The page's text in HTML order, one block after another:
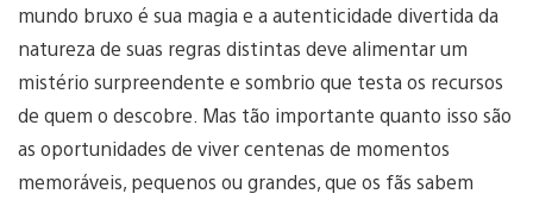
mundo bruxo é sua magia e a autenticidade divertida da
natureza de suas regras distintas deve alimentar um
mistério surpreendente e sombrio que testa os recursos
de quem o descobre. Mas tão importante quanto isso são
as oportunidades de viver centenas de momentos
memoráveis, pequenos ou grandes, que os fãs sabem